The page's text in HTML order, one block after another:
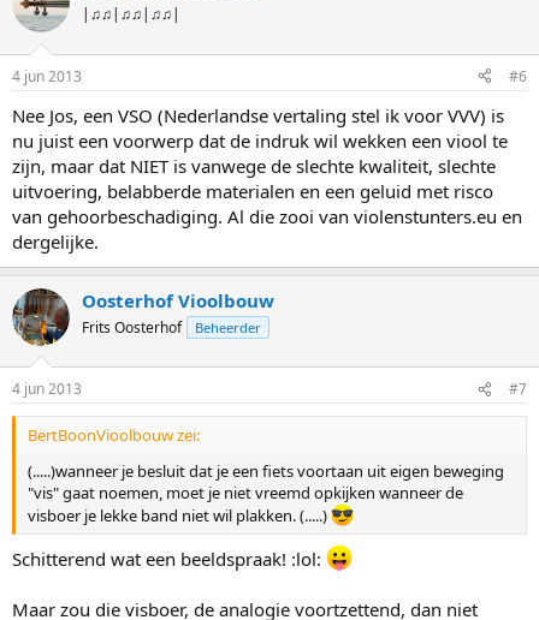
|♫♫|♫♫|♫♫|
4 jun 2013 #6
Nee Jos, een VSO (Nederlandse vertaling stel ik voor VVV) is
nu juist een voorwerp dat de indruk wil wekken een viool te
zijn, maar dat NIET is vanwege de slechte kwaliteit, slechte
uitvoering, belabberde materialen en een geluid met risco
van gehoorbeschadiging. Al die zooi van violenstunters.eu en
dergelijke.
Oosterhof Vioolbouw
Frits Oosterhof Beheerder
4 jun 2013 #7
BertBoonVioolbouw zei:
(.....)wanneer je besluit dat je een fiets voortaan uit eigen beweging
"vis" gaat noemen, moet je niet vreemd opkijken wanneer de
visboer je lekke band niet wil plakken. (.....)
Schitterend wat een beeldspraak! :lol:
Maar zou die visboer, de analogie voortzettend, dan niet